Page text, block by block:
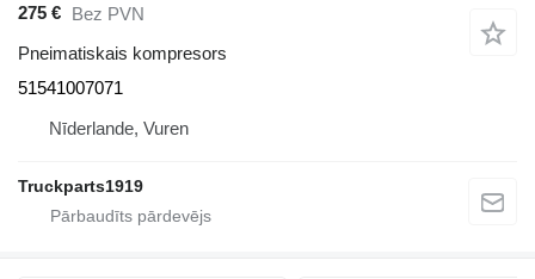
275 € Bez PVN
Pneimatiskais kompresors
51541007071
Nīderlande, Vuren
Truckparts1919